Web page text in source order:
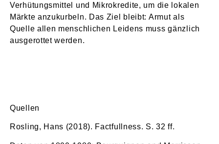
Verhütungsmittel und Mikrokredite, um die lokalen
Märkte anzukurbeln. Das Ziel bleibt: Armut als
Quelle allen menschlichen Leidens muss gänzlich
ausgerottet werden.
Quellen
Rosling, Hans (2018). Factfullness. S. 32 ff.